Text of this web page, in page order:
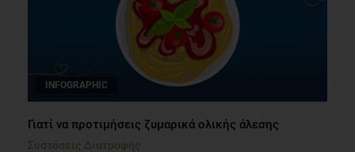
INFOGRAPHIC
Γιατί να προτιμήσεις ζυμαρικά ολικής άλεσης
Συστάσεις Διατροφής